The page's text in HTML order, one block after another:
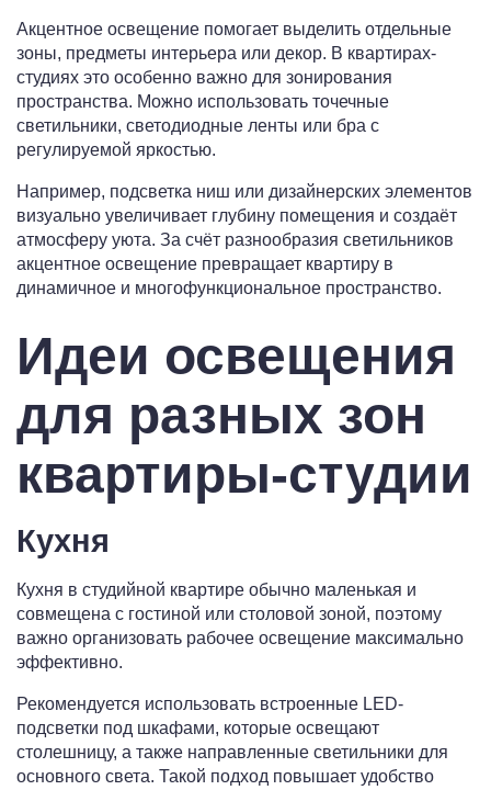
Акцентное освещение помогает выделить отдельные
зоны, предметы интерьера или декор. В квартирах-
студиях это особенно важно для зонирования
пространства. Можно использовать точечные
светильники, светодиодные ленты или бра с
регулируемой яркостью.
Например, подсветка ниш или дизайнерских элементов
визуально увеличивает глубину помещения и создаёт
атмосферу уюта. За счёт разнообразия светильников
акцентное освещение превращает квартиру в
динамичное и многофункциональное пространство.
Идеи освещения
для разных зон
квартиры-студии
Кухня
Кухня в студийной квартире обычно маленькая и
совмещена с гостиной или столовой зоной, поэтому
важно организовать рабочее освещение максимально
эффективно.
Рекомендуется использовать встроенные LED-
подсветки под шкафами, которые освещают
столешницу, а также направленные светильники для
основного света. Такой подход повышает удобство